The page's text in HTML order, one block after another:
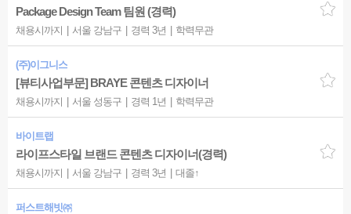
Package Design Team 팀원 (경력)
채용시까지 서울 강남구 경력 3년 학력무관
(주)이그니스
[뷰티사업부문] BRAYE 콘텐츠 디자이너
채용시까지 서울 성동구 경력 1년 학력무관
바이트랩
라이프스타일 브랜드 콘텐츠 디자이너(경력)
채용시까지 서울 강남구 경력 3년 대졸↑
퍼스트해빗㈜